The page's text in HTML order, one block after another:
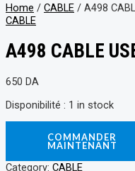
Home / CABLE / A498
CABLE
A498 CABLE
650 DA
Disponibilité : 1 in stock
COMMANDER
MAINTENANT
Category: CABLE